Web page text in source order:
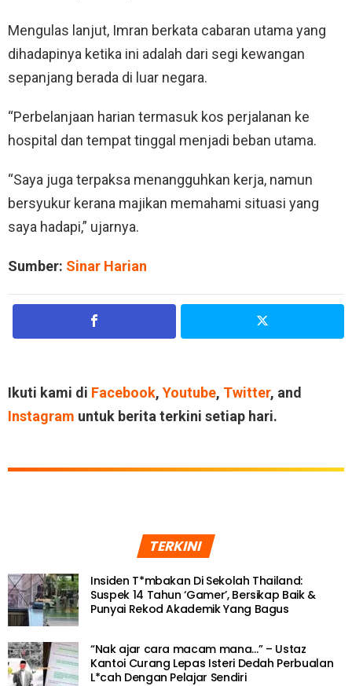
Mengulas lanjut, Imran berkata cabaran utama yang
dihadapinya ketika ini adalah dari segi kewangan
sepanjang berada di luar negara.
“Perbelanjaan harian termasuk kos perjalanan ke
hospital dan tempat tinggal menjadi beban utama.
“Saya juga terpaksa menangguhkan kerja, namun
bersyukur kerana majikan memahami situasi yang
saya hadapi,” ujarnya.
Sumber: Sinar Harian
Ikuti kami di Facebook, Youtube, Twitter, and
Instagram untuk berita terkini setiap hari.
TERKINI
Insiden T*mbakan Di Sekolah Thailand:
Suspek 14 Tahun ‘Gamer’, Bersikap Baik &
Punyai Rekod Akademik Yang Bagus
“Nak ajar cara macam mana…” – Ustaz
Kantoi Curang Lepas Isteri Dedah Perbualan
L*cah Dengan Pelajar Sendiri